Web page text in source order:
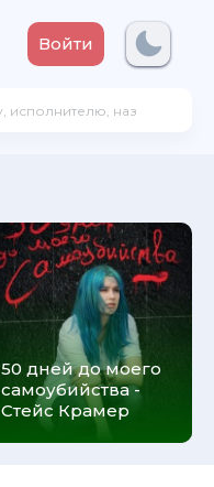
Войти
50 дней до моего
самоубийства -
Стейс Крамер